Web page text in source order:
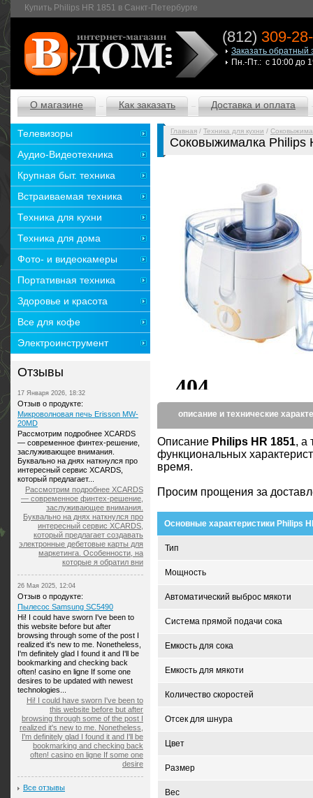
Купить Philips HR 1851 в Санкт-Петербурге
(812) 309-
Заказать обратный
Пн.-Пт.: с 10:00 до
О магазине Как заказать Доставка и оплата
Главная / Техника для кухни /
Соковыжималка Philips
описание и технические
Описание Philips HR 1851, а
функциональных
время.
Просим прощения за
Основные характеристики Philips
Тип
Мощность
Автоматический выброс мякоти
Система прямой подачи сока
Емкость для сока
Емкость для мякоти
Количество скоростей
Отсек для шнура
Цвет
Размер
Вес
Телевизоры
Аудио-Видеотехника
Крупная быт. техника
Встраиваемая техника
Техника для кухни
Техника для дома
Фото- и видеокамеры
Портативная техника
Здоровье и красота
Все для кофе
Электроинструмент
Отзывы
17 Января 2026, 18:32
Отзыв о продукте:
Микроволновая печь Erisson MW-
20MD
Рассмотрим подробнее XCARDS
— современное финтех-решение,
заслуживающее внимания.
Буквально на днях наткнулся про
интересный сервис XCARDS,
который предлагает...
Рассмотрим подробнее XCARDS
— современное финтех-решение,
заслуживающее внимания.
Буквально на днях наткнулся про
интересный сервис XCARDS,
который предлагает создавать
электронные дебетовые карты для
маркетинга. Особенности, на
которые я обратил вни
26 Мая 2025, 12:04
Отзыв о продукте:
Пылесос Samsung SC5490
Hi! I could have sworn I've been to
this website before but after
browsing through some of the post I
realized it's new to me. Nonetheless,
I'm definitely glad I found it and I'll be
bookmarking and checking back
often! casino en ligne If some one
desires to be updated with newest
technologies...
Hi! I could have sworn I've been to
this website before but after
browsing through some of the post I
realized it's new to me. Nonetheless,
I'm definitely glad I found it and I'll be
bookmarking and checking back
often! casino en ligne If some one
desire
Все отзывы